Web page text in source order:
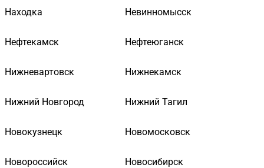
Находка Невинномысск
Нефтекамск Нефтеюганск
Нижневартовск Нижнекамск
Нижний Новгород Нижний Тагил
Новокузнецк Новомосковск
Новороссийск Новосибирск